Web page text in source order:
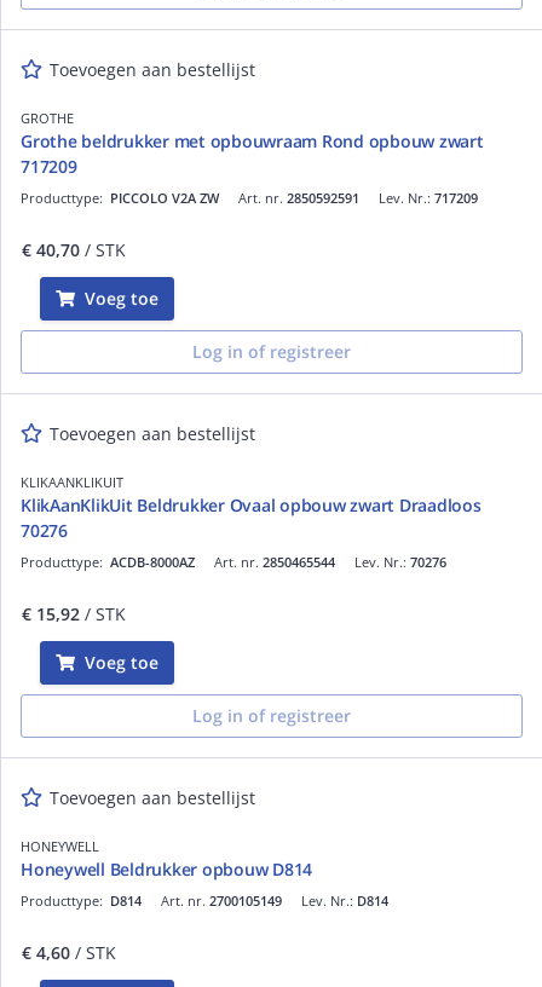
Toevoegen aan bestellijst
GROTHE
Grothe beldrukker met opbouwraam Rond opbouw zwart
717209
Art. nr. 2850592591
Producttype: PICCOLO V2A ZW Lev. Nr.: 717209
€ 40,70 / STK
Voeg toe
Log in of registreer
Toevoegen aan bestellijst
KLIKAANKLIKUIT
KlikAanKlikUit Beldrukker Ovaal opbouw zwart Draadloos
70276
Art. nr. 2850465544
Producttype: ACDB-8000AZ Lev. Nr.: 70276
€ 15,92 / STK
Voeg toe
Log in of registreer
Toevoegen aan bestellijst
HONEYWELL
Honeywell Beldrukker opbouw D814
Art. nr. 2700105149
Producttype: D814 Lev. Nr.: D814
€ 4,60 / STK